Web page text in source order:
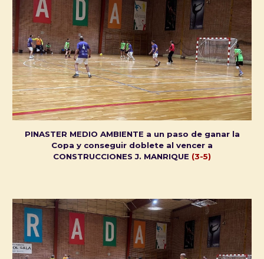
PINASTER MEDIO AMBIENTE a un paso de ganar la
Copa y conseguir doblete al vencer a
CONSTRUCCIONES J. MANRIQUE (3-5)